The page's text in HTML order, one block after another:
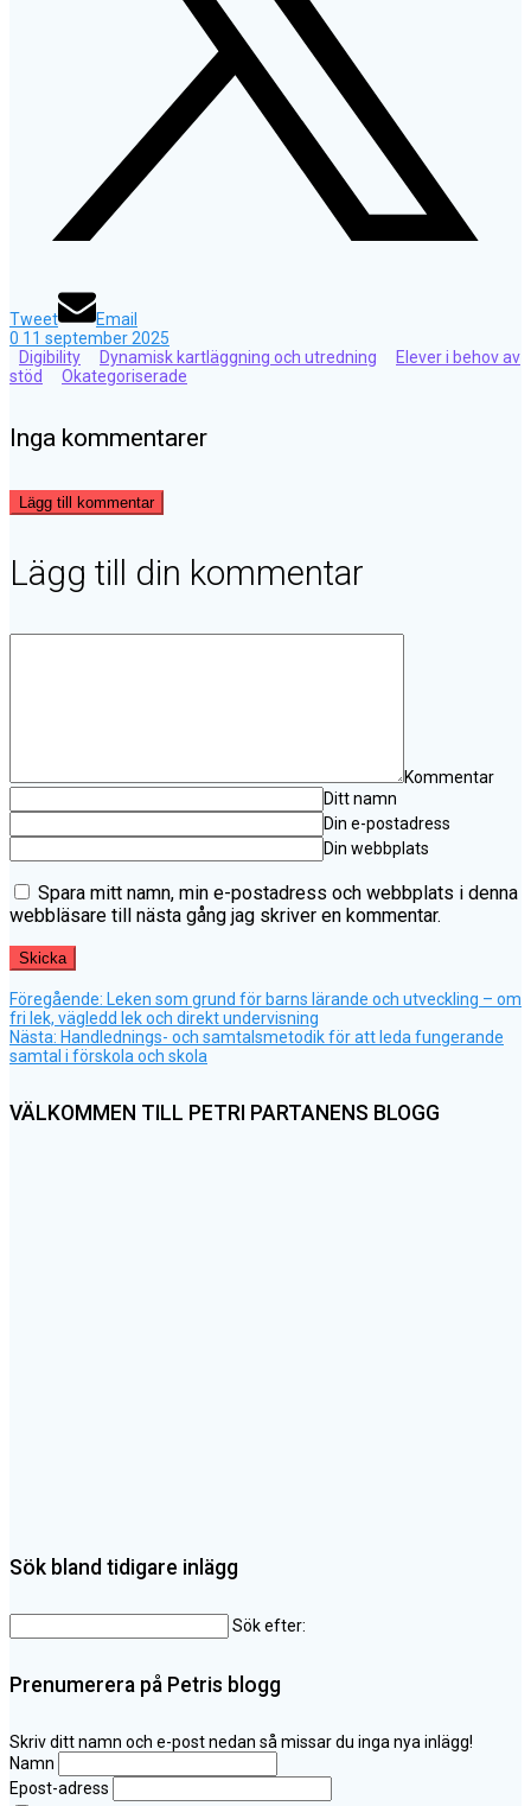
Tweet
Email
0 11 september 2025
Digibility
Dynamisk kartläggning och utredning
Elever i behov av
stöd
Okategoriserade
Inga kommentarer
Lägg till kommentar
Lägg till din kommentar
Kommentar
Ditt namn
Din e-postadress
Din webbplats
Spara mitt namn, min e-postadress och webbplats i denna
webbläsare till nästa gång jag skriver en kommentar.
Inläggsnavigering
Föregående: Föregående
inlägg:
Leken som grund för barns lärande och utveckling – om
fri lek, vägledd lek och direkt undervisning
Nästa: Nästa
inlägg:
Handlednings- och samtalsmetodik för att leda fungerande
samtal i förskola och skola
VÄLKOMMEN TILL PETRI PARTANENS BLOGG
Sök bland tidigare inlägg
Sök efter:
Prenumerera på Petris blogg
Skriv ditt namn och e-post nedan så missar du inga nya inlägg!
Namn
Epost-adress